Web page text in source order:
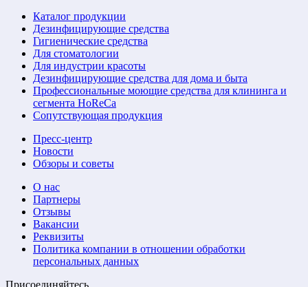
Каталог продукции
Дезинфицирующие средства
Гигиенические средства
Для стоматологии
Для индустрии красоты
Дезинфицирующие средства для дома и быта
Профессиональные моющие средства для клининга и
сегмента HoReCa
Сопутствующая продукция
Пресс-центр
Новости
Обзоры и советы
О нас
Партнеры
Отзывы
Вакансии
Реквизиты
Политика компании в отношении обработки
персональных данных
Присоединяйтесь